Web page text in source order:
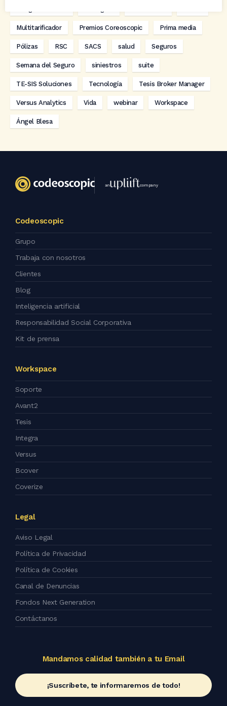
Multitarificador Premios Coreoscopic Prima media
Pólizas RSC SACS salud Seguros
Semana del Seguro siniestros suite
TE-SIS Soluciones Tecnología Tesis Broker Manager
Versus Analytics Vida webinar Workspace
Ángel Blesa
an company
Codeoscopic
Grupo
Trabaja con nosotros
Clientes
Blog
Inteligencia artificial
Responsabilidad Social Corporativa
Kit de prensa
Workspace
Soporte
Avant2
Tesis
Integra
Versus
Bcover
Coverize
Legal
Aviso Legal
Política de Privacidad
Política de Cookies
Canal de Denuncias
Fondos Next Generation
Contáctanos
Mandamos calidad también a tu Email
¡Suscríbete, te informaremos de todo!